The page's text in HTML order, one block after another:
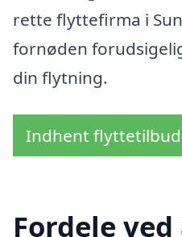
rette flyttefirma i
fornøden
din flytning.
Indhent
Fordele